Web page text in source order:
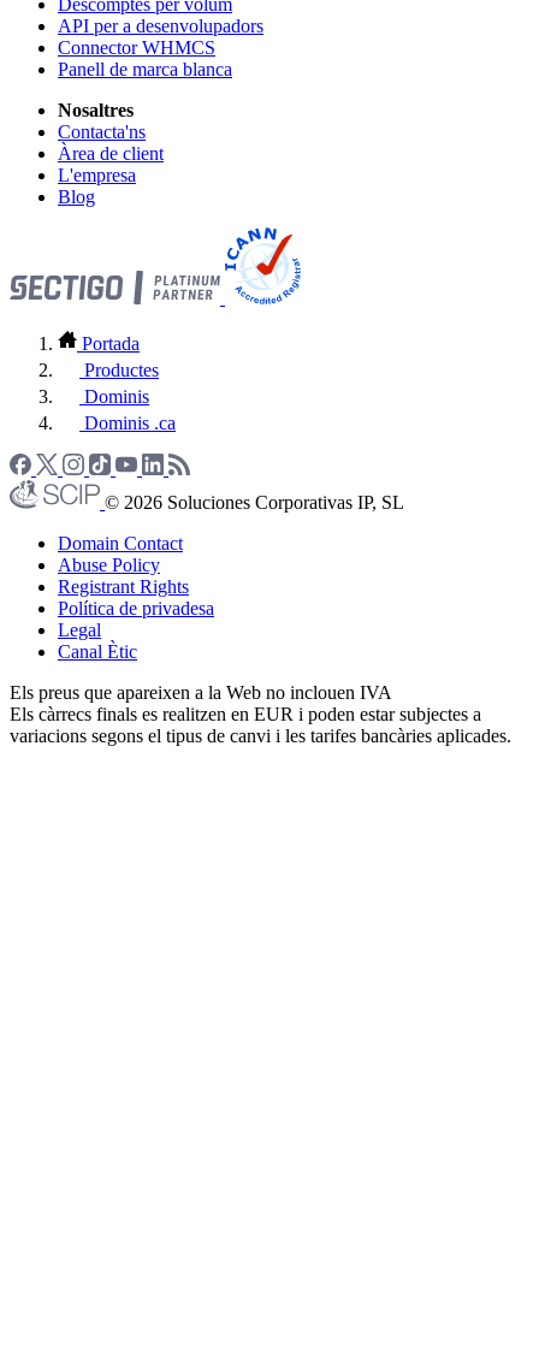
Descomptes per volum
API per a desenvolupadors
Connector WHMCS
Panell de marca blanca
Nosaltres
Contacta'ns
Àrea de client
L'empresa
Blog
Portada
Productes
Dominis
Dominis .ca
© 2026 Soluciones Corporativas IP, SL
Domain Contact
Abuse Policy
Registrant Rights
Política de privadesa
Legal
Canal Ètic
Els preus que apareixen a la Web no inclouen IVA
Els càrrecs finals es realitzen en EUR i poden estar subjectes a
variacions segons el tipus de canvi i les tarifes bancàries aplicades.